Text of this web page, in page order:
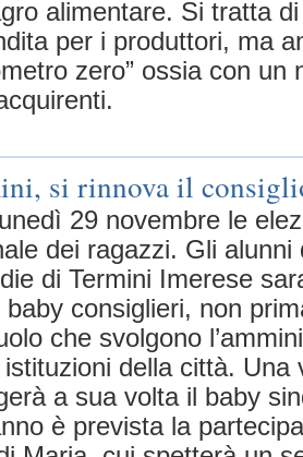
alimentare. Si tratta
per i produttori, ma
zero” ossia con un
si rinnova il
29 novembre le
dei ragazzi. Gli
di Termini Imerese
consiglieri, non
che svolgono
della città. Una
a sua volta il baby
è prevista la